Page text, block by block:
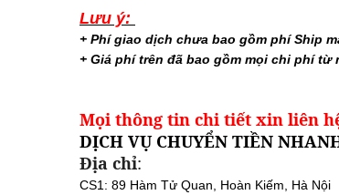
Lưu ý:
+ Phí giao dịch chưa bao gồm phí Ship
+ Giá phí trên đã bao gồm mọi chi phí từ
Mọi thông tin chi tiết xin liên
DỊCH VỤ CHUYỂN TIỀN
Địa chỉ:
CS1: 89 Hàm Tử Quan, Hoàn Kiếm, Hà Nội